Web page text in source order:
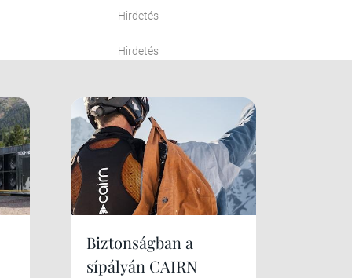
Hirdetés
Hirdetés
Biztonságban a
sípályán CAIRN